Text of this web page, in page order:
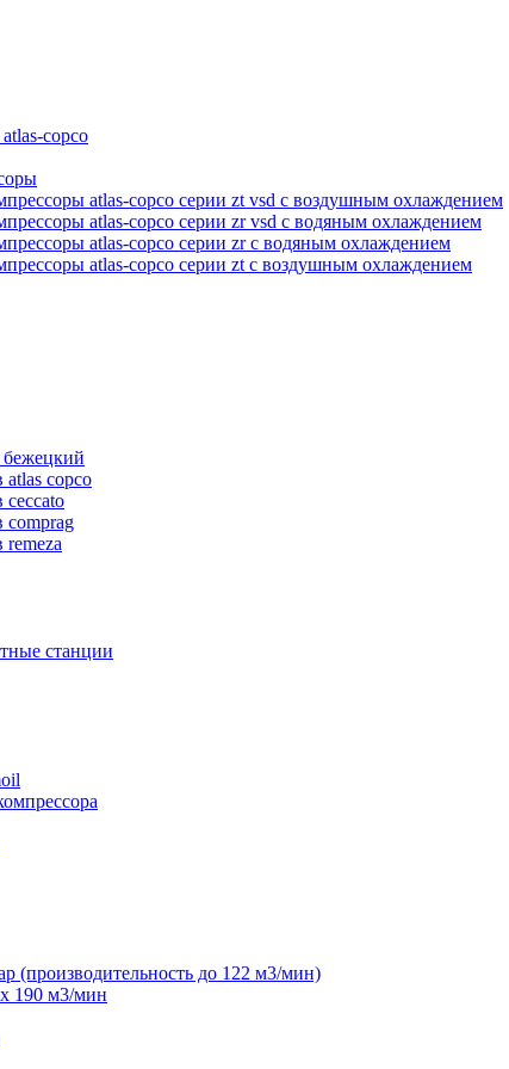
copco
atlas-copco серии zt vsd с воздушным охлаждением
atlas-copco серии zr vsd с водяным охлаждением
atlas-copco серии zr с водяным охлаждением
atlas-copco серии zt с воздушным охлаждением
бежецкий
copco
ceccato
comprag
станции
(производительность до 122 м3/мин)
190 м3/мин